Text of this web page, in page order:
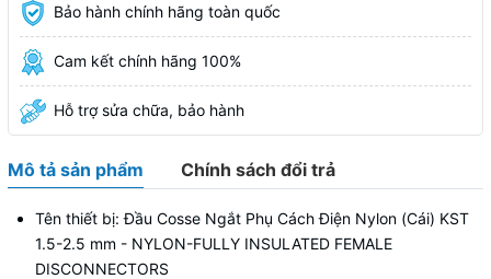
Bảo hành chính hãng toàn quốc
Cam kết chính hãng 100%
Hỗ trợ sửa chữa, bảo hành
Mô tả sản phẩm Chính sách đổi trả
Tên thiết bị: Đầu Cosse Ngắt Phụ Cách Điện Nylon (Cái) KST
1.5-2.5 mm - NYLON-FULLY INSULATED FEMALE
DISCONNECTORS